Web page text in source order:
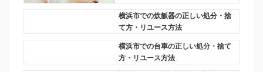
横浜市での炊飯器の正しい処分・捨
て方・リユース方法
横浜市での台車の正しい処分・捨て
方・リユース方法